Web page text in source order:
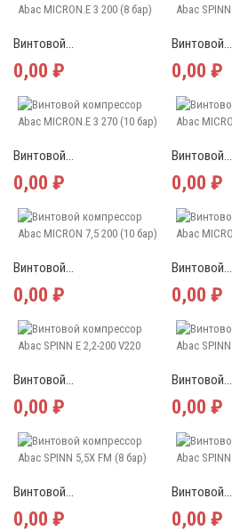
Винтовой...
0,00 ₽
Винтовой...
0,00 ₽
Винтовой...
0,00 ₽
Винтовой...
0,00 ₽
Винтовой...
0,00 ₽
Винтовой...
0,00 ₽
Винтовой...
0,00 ₽
Винтовой...
0,00 ₽
Винтовой...
0,00 ₽
Винтовой...
0,00 ₽